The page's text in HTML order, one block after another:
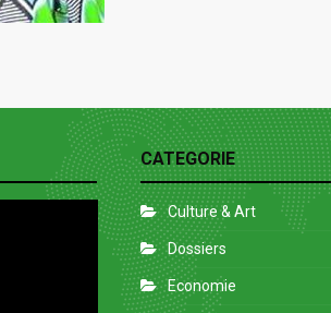
CATEGORIE
Culture & Art
Dossiers
Economie